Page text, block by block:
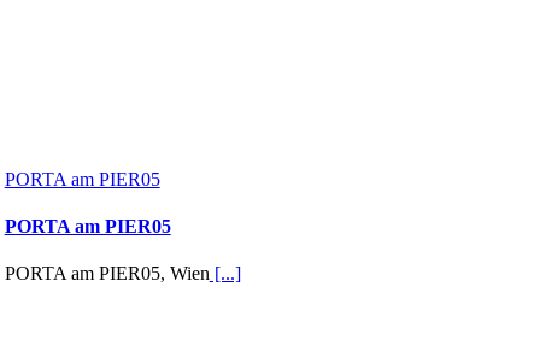
PORTA am PIER05
PORTA am PIER05
PORTA am PIER05, Wien [...]